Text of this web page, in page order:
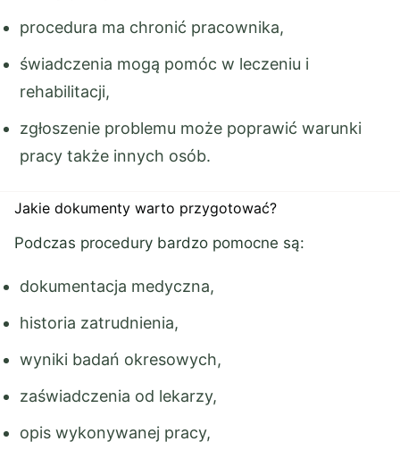
procedura ma chronić pracownika,
świadczenia mogą pomóc w leczeniu i
rehabilitacji,
zgłoszenie problemu może poprawić warunki
pracy także innych osób.
Jakie dokumenty warto przygotować?
Podczas procedury bardzo pomocne są:
dokumentacja medyczna,
historia zatrudnienia,
wyniki badań okresowych,
zaświadczenia od lekarzy,
opis wykonywanej pracy,